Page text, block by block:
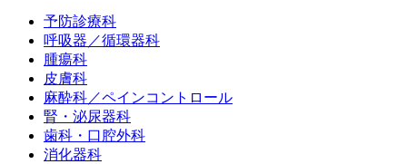
予防診療科
呼吸器／循環器科
腫瘍科
皮膚科
麻酔科／ペインコントロール
腎・泌尿器科
歯科・口腔外科
消化器科